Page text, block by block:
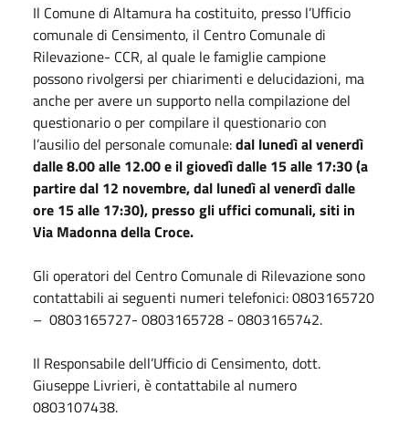
Il Comune di Altamura ha costituito, presso l’Ufficio
comunale di Censimento, il Centro Comunale di
Rilevazione- CCR, al quale le famiglie campione
possono rivolgersi per chiarimenti e delucidazioni, ma
anche per avere un supporto nella compilazione del
questionario o per compilare il questionario con
l’ausilio del personale comunale:dal lunedì al venerdì
dalle 8.00 alle 12.00 e il giovedì dalle 15 alle 17:30 (a
partire dal 12 novembre, dal lunedì al venerdì dalle
ore 15 alle 17:30), presso gli uffici comunali, siti in
Via Madonna della Croce.
Gli operatori del Centro Comunale di Rilevazione sono
contattabili ai seguenti numeri telefonici: 0803165720
– 0803165727- 0803165728 - 0803165742.
Il Responsabile dell’Ufficio di Censimento, dott.
Giuseppe Livrieri, è contattabile al numero
0803107438.